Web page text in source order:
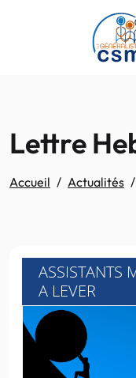
Passer au contenu
Lettre
Accueil Actualités
ASSISTANTS
A LEVER